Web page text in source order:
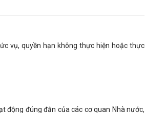
vụ, quyền hạn không thực hiện hoặc thực
động đúng đắn của các cơ quan Nhà nước,